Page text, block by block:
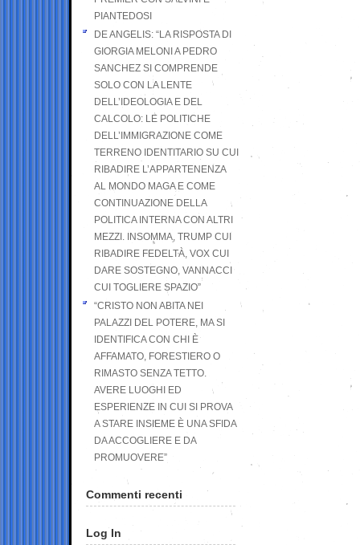
PIANTEDOSI
DE ANGELIS: “LA RISPOSTA DI
GIORGIA MELONI A PEDRO
SANCHEZ SI COMPRENDE
SOLO CON LA LENTE
DELL’IDEOLOGIA E DEL
CALCOLO: LE POLITICHE
DELL’IMMIGRAZIONE COME
TERRENO IDENTITARIO SU CUI
RIBADIRE L’APPARTENENZA
AL MONDO MAGA E COME
CONTINUAZIONE DELLA
POLITICA INTERNA CON ALTRI
MEZZI. INSOMMA, TRUMP CUI
RIBADIRE FEDELTÀ, VOX CUI
DARE SOSTEGNO, VANNACCI
CUI TOGLIERE SPAZIO”
“CRISTO NON ABITA NEI
PALAZZI DEL POTERE, MA SI
IDENTIFICA CON CHI È
AFFAMATO, FORESTIERO O
RIMASTO SENZA TETTO.
AVERE LUOGHI ED
ESPERIENZE IN CUI SI PROVA
A STARE INSIEME È UNA SFIDA
DA ACCOGLIERE E DA
PROMUOVERE”
Commenti recenti
Log In